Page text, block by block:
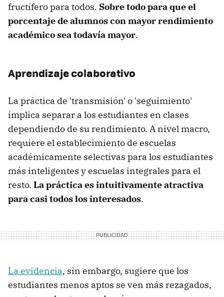
fructífero para todos. Sobre todo para que el
porcentaje de alumnos con mayor rendimiento
académico sea todavía mayor.
Aprendizaje colaborativo
La práctica de 'transmisión' o 'seguimiento'
implica separar a los estudiantes en clases
dependiendo de su rendimiento. A nivel macro,
requiere el establecimiento de escuelas
académicamente selectivas para los estudiantes
más inteligentes y escuelas integrales para el
resto. La práctica es intuitivamente atractiva
para casi todos los interesados.
La evidencia, sin embargo, sugiere que los
estudiantes menos aptos se ven más rezagados,